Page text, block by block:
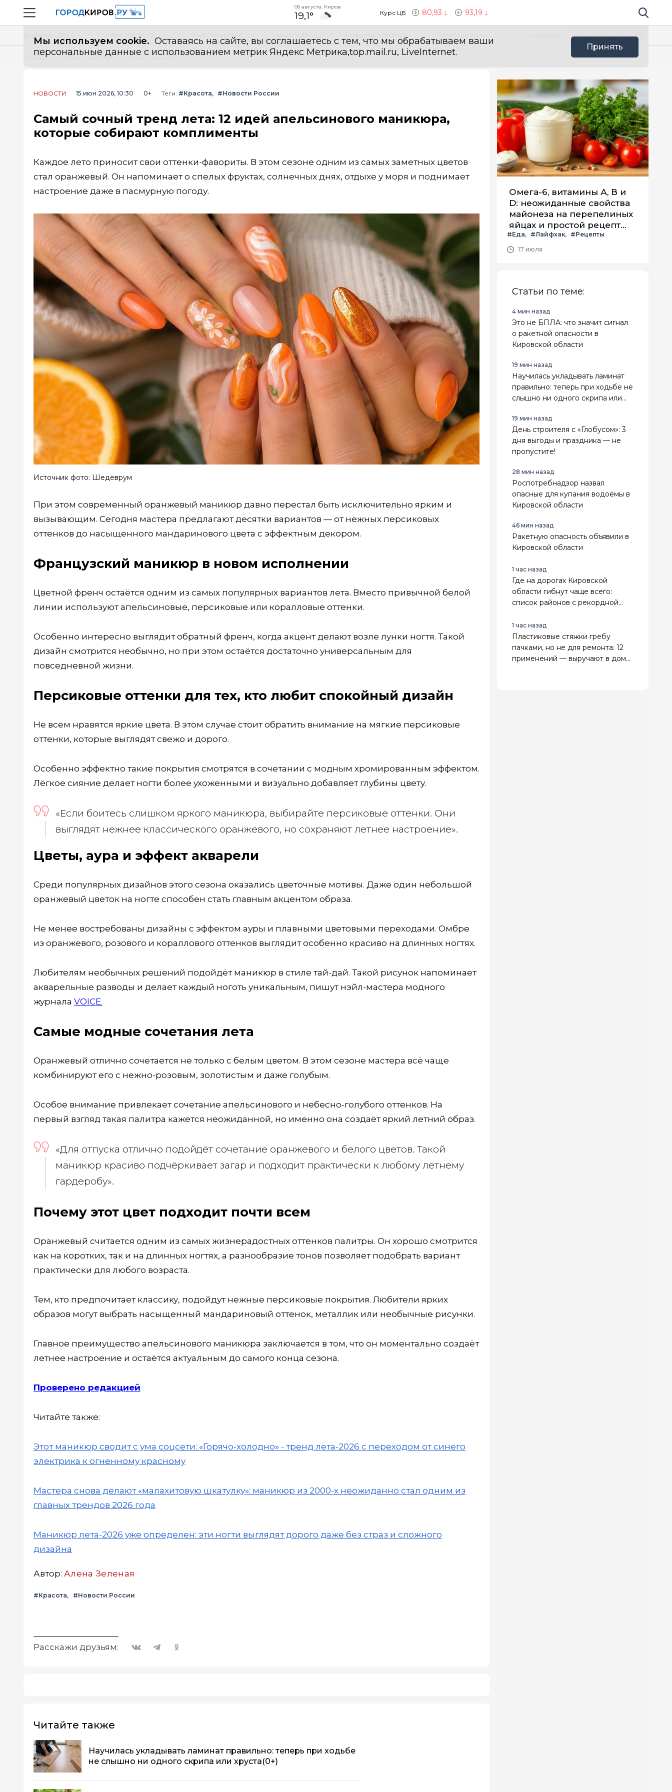
Навигация сайта
06 августа, Киров
19,1° Курс ЦБ 80,93 93,19 Поиск по
Мы используем cookie. Оставаясь на сайте, вы соглашаетесь с тем, что мы обрабатываем ваши
персональные данные с использованием метрик Яндекс Метрика,top.mail.ru, LiveInternet.
Принять
Все новости
Главная Лента новостей
НОВОСТИ 15 июн 2026, 10:30 0+ Теги: #Красота #Новости России
Самый сочный тренд лета: 12 идей апельсинового маникюра,
которые собирают комплименты
Каждое лето приносит свои оттенки-фавориты. В этом сезоне одним из самых заметных цветов
стал оранжевый. Он напоминает о спелых фруктах, солнечных днях, отдыхе у моря и поднимает
настроение даже в пасмурную погоду.
Источник фото: Шедеврум
При этом современный оранжевый маникюр давно перестал быть исключительно ярким и
вызывающим. Сегодня мастера предлагают десятки вариантов — от нежных персиковых
оттенков до насыщенного мандаринового цвета с эффектным декором.
Французский маникюр в новом исполнении
Цветной френч остаётся одним из самых популярных вариантов лета. Вместо привычной белой
линии используют апельсиновые, персиковые или коралловые оттенки.
Особенно интересно выглядит обратный френч, когда акцент делают возле лунки ногтя. Такой
дизайн смотрится необычно, но при этом остаётся достаточно универсальным для
повседневной жизни.
Персиковые оттенки для тех, кто любит спокойный дизайн
Не всем нравятся яркие цвета. В этом случае стоит обратить внимание на мягкие персиковые
оттенки, которые выглядят свежо и дорого.
Особенно эффектно такие покрытия смотрятся в сочетании с модным хромированным эффектом.
Лёгкое сияние делает ногти более ухоженными и визуально добавляет глубины цвету.
«Если боитесь слишком яркого маникюра, выбирайте персиковые оттенки. Они
выглядят нежнее классического оранжевого, но сохраняют летнее настроение».
Цветы, аура и эффект акварели
Среди популярных дизайнов этого сезона оказались цветочные мотивы. Даже один небольшой
оранжевый цветок на ногте способен стать главным акцентом образа.
Не менее востребованы дизайны с эффектом ауры и плавными цветовыми переходами. Омбре
из оранжевого, розового и кораллового оттенков выглядит особенно красиво на длинных ногтях.
Любителям необычных решений подойдёт маникюр в стиле тай-дай. Такой рисунок напоминает
акварельные разводы и делает каждый ноготь уникальным, пишут нэйл-мастера модного
журнала VOICE.
Самые модные сочетания лета
Оранжевый отлично сочетается не только с белым цветом. В этом сезоне мастера всё чаще
комбинируют его с нежно-розовым, золотистым и даже голубым.
Особое внимание привлекает сочетание апельсинового и небесно-голубого оттенков. На
первый взгляд такая палитра кажется неожиданной, но именно она создаёт яркий летний образ.
«Для отпуска отлично подойдёт сочетание оранжевого и белого цветов. Такой
маникюр красиво подчёркивает загар и подходит практически к любому летнему
гардеробу».
Почему этот цвет подходит почти всем
Оранжевый считается одним из самых жизнерадостных оттенков палитры. Он хорошо смотрится
как на коротких, так и на длинных ногтях, а разнообразие тонов позволяет подобрать вариант
практически для любого возраста.
Тем, кто предпочитает классику, подойдут нежные персиковые покрытия. Любители ярких
образов могут выбрать насыщенный мандариновый оттенок, металлик или необычные рисунки.
Главное преимущество апельсинового маникюра заключается в том, что он моментально создаёт
летнее настроение и остаётся актуальным до самого конца сезона.
Проверено редакцией
Читайте также:
Этот маникюр сводит с ума соцсети: «Горячо-холодно» - тренд лета-2026 с переходом от синего
электрика к огненному красному
Мастера снова делают «малахитовую шкатулку»: маникюр из 2000-х неожиданно стал одним из
главных трендов 2026 года
Маникюр лета-2026 уже определен: эти ногти выглядят дорого даже без страз и сложного
дизайна
Автор: Алена Зеленая
#Красота #Новости России
Расскажи друзьям:
Читайте также
Научилась укладывать ламинат правильно: теперь при ходьбе
не слышно ни одного скрипа или хруста(0+)
Омега-6, витамины А, В и
D: неожиданные свойства
майонеза на перепелиных
яйцах и простой рецепт
летнего салата с ним
#Еда #Лайфхак
#Рецепты
17 июля
Статьи по теме:
4 мин назад
Это не БПЛА: что значит сигнал
о ракетной опасности в
Кировской области
19 мин назад
Научилась укладывать ламинат
правильно: теперь при ходьбе не
слышно ни одного скрипа или
19 мин назад
День строителя с «Глобусом»: 3
дня выгоды и праздника — не
пропустите!
28 мин назад
Роспотребнадзор назвал
опасные для купания водоёмы в
Кировской области
46 мин назад
Ракетную опасность объявили в
Кировской области
1 час назад
Где на дорогах Кировской
области гибнут чаще всего:
список районов с рекордной
1 час назад
Пластиковые стяжки гребу
пачками, но не для ремонта: 12
применений — выручают в доме